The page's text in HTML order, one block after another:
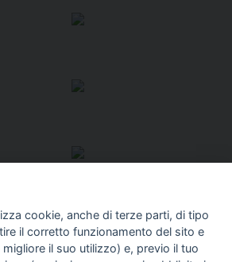
cookie, anche di terze parti, di tipo
il corretto funzionamento del sito e
il suo utilizzo) e, previo il tuo